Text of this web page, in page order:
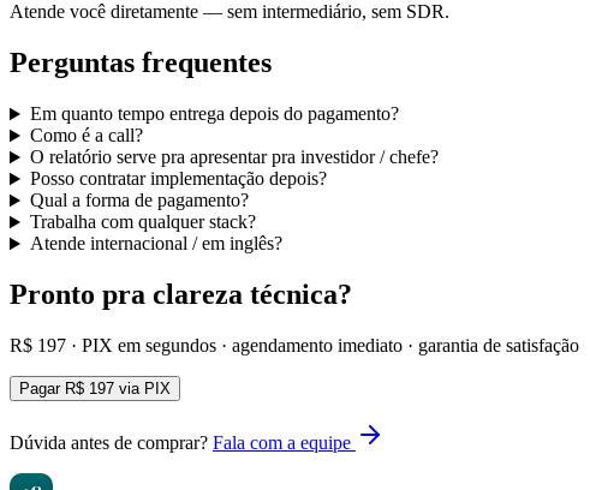
Atende você diretamente — sem intermediário, sem SDR.
Perguntas frequentes
Em quanto tempo entrega depois do pagamento?
Como é a call?
O relatório serve pra apresentar pra investidor / chefe?
Posso contratar implementação depois?
Qual a forma de pagamento?
Trabalha com qualquer stack?
Atende internacional / em inglês?
Pronto pra clareza técnica?
R$ 197 · PIX em segundos · agendamento imediato · garantia de satisfação
Pagar R$ 197 via PIX
Dúvida antes de comprar? Fala com a equipe